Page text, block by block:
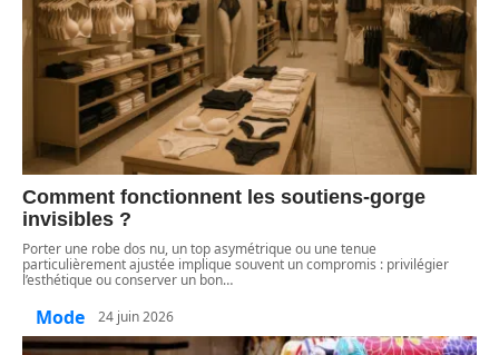
Comment fonctionnent les soutiens-gorge
invisibles ?
Porter une robe dos nu, un top asymétrique ou une tenue
particulièrement ajustée implique souvent un compromis : privilégier
l’esthétique ou conserver un bon…
Mode 24 juin 2026